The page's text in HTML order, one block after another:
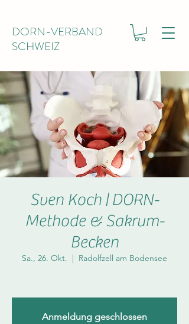
DORN-VERBAND
SCHWEIZ
Sven Koch | DORN-
Methode & Sakrum-
Becken
Sa., 26. Okt.
  |
Radolfzell am Bodensee
Anmeldung geschlossen